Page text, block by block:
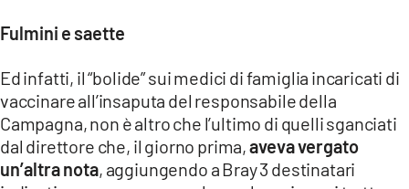
Fulmini e saette
Ed infatti, il “bolide” sui medici di famiglia incaricati di
vaccinare all’insaputa del responsabile della
Campagna, non è altro che l’ultimo di quelli sganciati
dal direttore che, il giorno prima,aveva vergato
un’altra nota, aggiungendo a Bray 3 destinatari